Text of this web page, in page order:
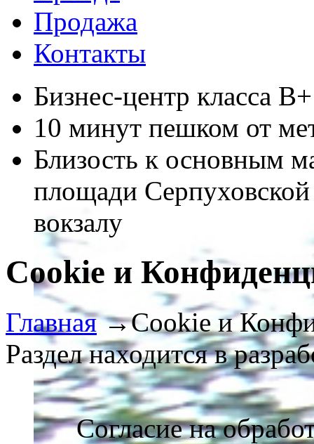
Продажа
Контакты
Бизнес-центр класса В+
10 минут пешком от
Близость к основным
площади Серпуховской
вокзалу
Cookie и
Главная →Cookie и
Раздел находится в
Согласие на